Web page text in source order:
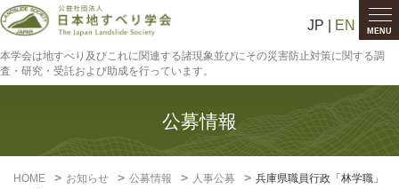
MENU
JP | EN
本学会は地すべり及びこれに関連する諸現象並びにその災害防止対策に関する調
査・研究・受託および助成を行っています。
公募情報
HOME お知らせ 公募情報 人事公募
兵庫県職員行政「林学職」